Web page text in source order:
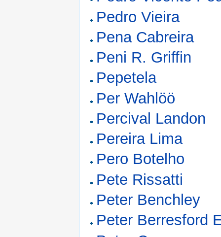
Pedro Vieira
Pena Cabreira
Peni R. Griffin
Pepetela
Per Wahlöö
Percival Landon
Pereira Lima
Pero Botelho
Pete Rissatti
Peter Benchley
Peter Berresford